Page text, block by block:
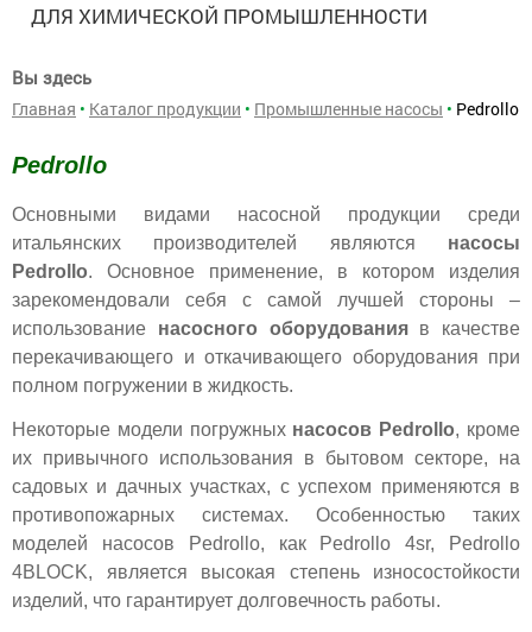
ДЛЯ ХИМИЧЕСКОЙ ПРОМЫШЛЕННОСТИ
Вы здесь
Главная • Каталог продукции • Промышленные насосы • Pedrollo
Pedrollo
Основными видами насосной продукции среди
итальянских производителей являются насосы
Рedrollo. Основное применение, в котором изделия
зарекомендовали себя с самой лучшей стороны –
использование насосного оборудованияв качестве
перекачивающего и откачивающего оборудования при
полном погружении в жидкость.
Некоторые модели погружных насосов Рedrollo, кроме
их привычного использования в бытовом секторе, на
садовых и дачных участках, с успехом применяются в
противопожарных системах. Особенностью таких
моделей насосов Рedrollo, как Рedrollo 4sr, Рedrollo
4BLOCK, является высокая степень износостойкости
изделий, что гарантирует долговечность работы.